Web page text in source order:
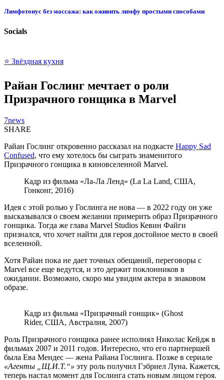
Лимфотонус без массажа: как оживить лимфу простыми способами
Socials
⭐ Звёздная кухня
Райан Гослинг мечтает о роли
Призрачного гонщика в Marvel
7news
SHARE
Райан Гослинг откровенно рассказал на подкасте Happy Sad
Confused, что ему хотелось бы сыграть знаменитого
Призрачного гонщика в киновселенной Marvel.
Кадр из фильма «Ла-Ла Ленд» (La La Land, США,
Гонконг, 2016)
Идея с этой ролью у Гослинга не нова — в 2022 году он уже
высказывался о своем желании примерить образ Призрачного
гонщика. Тогда же глава Marvel Studios Кевин Файги
признался, что хочет найти для героя достойное место в своей
вселенной.
Хотя Райан пока не дает точных обещаний, переговоры с
Marvel все еще ведутся, и это держит поклонников в
ожидании. Возможно, скоро мы увидим актера в знаковом
образе.
Кадр из фильма «Призрачный гонщик» (Ghost
Rider, США, Австралия, 2007)
Роль Призрачного гонщика ранее исполнял Николас Кейдж в
фильмах 2007 и 2011 годов. Интересно, что его партнершей
была Ева Мендес — жена Райана Гослинга. Позже в сериале
«Агенты „Щ.И.Т.“» эту роль получил Гэбриел Луна. Кажется,
теперь настал момент для Гослинга стать новым лицом героя.